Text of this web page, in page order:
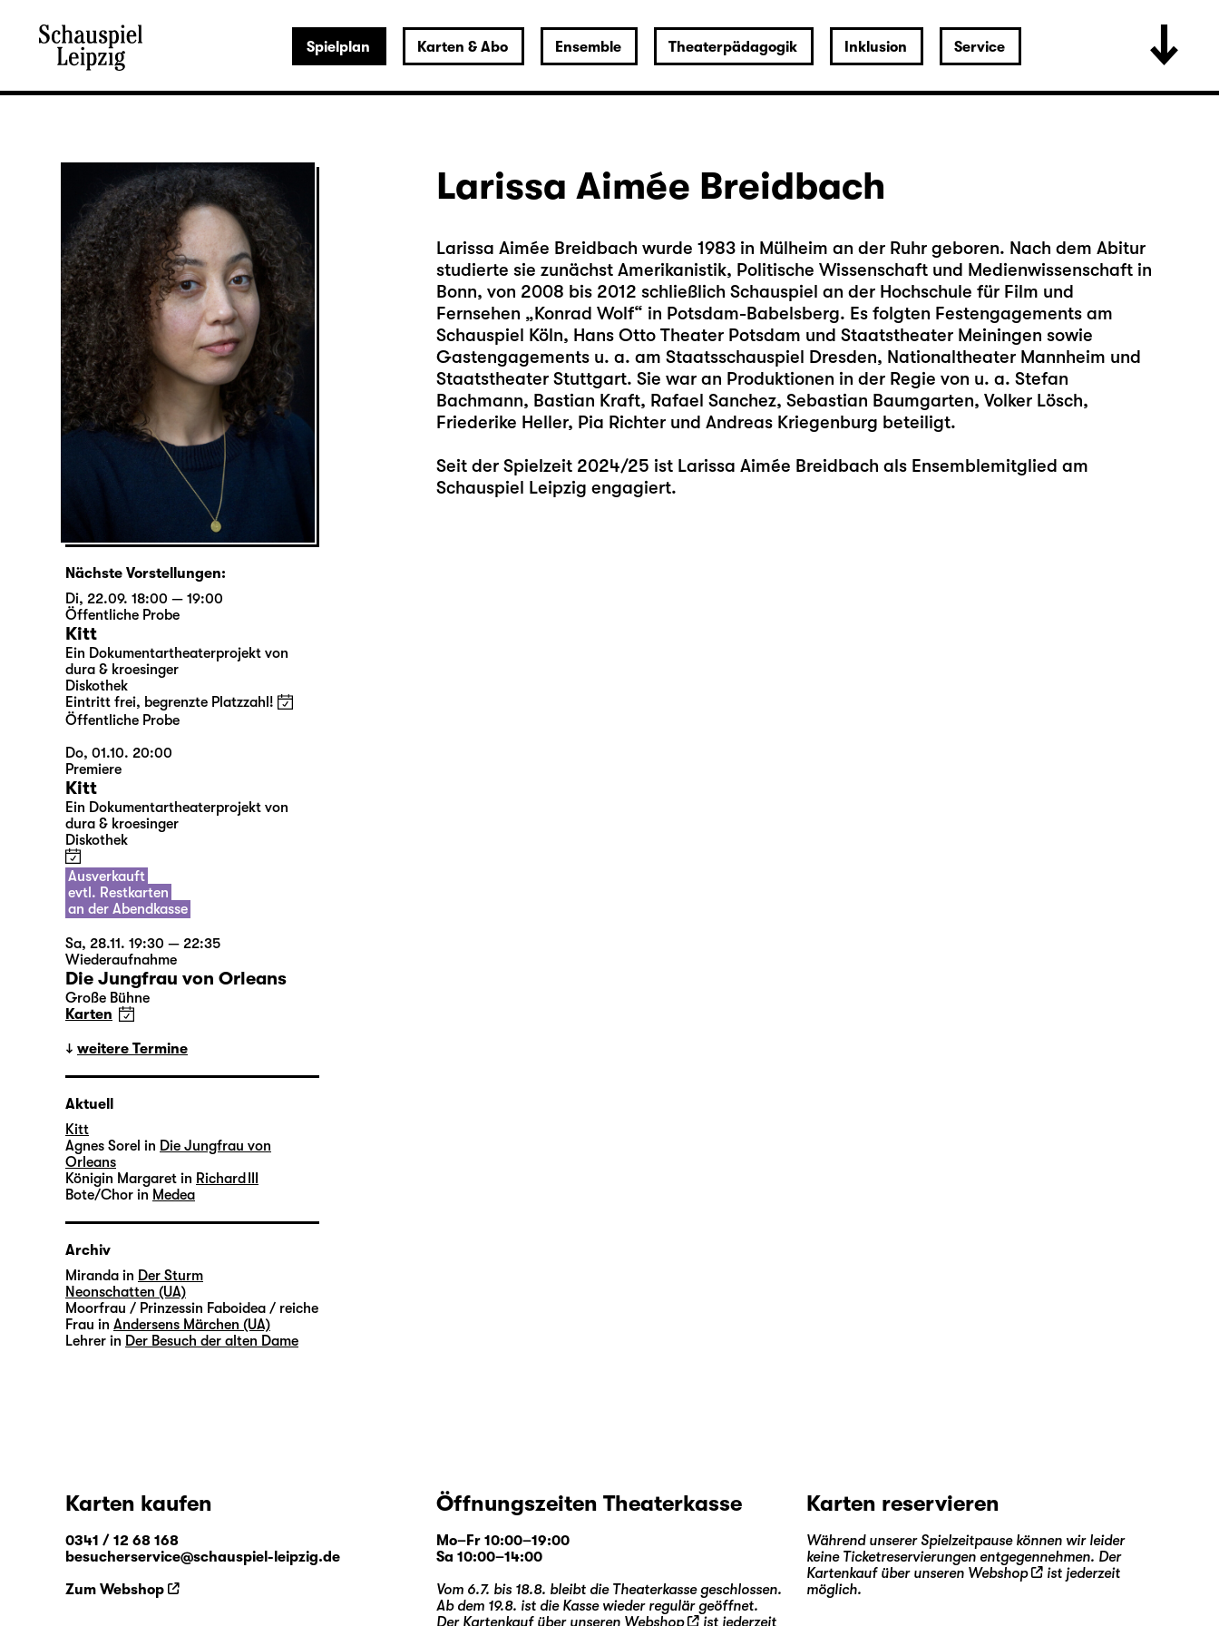
Spielplan Karten & Abo Ensemble Theaterpädagogik Inklusion Service
Larissa Aimée Breidbach
Larissa Aimée Breidbach wurde 1983 in Mülheim an der Ruhr geboren. Nach dem Abitur
studierte sie zunächst Amerikanistik, Politische Wissenschaft und Medienwissenschaft in
Bonn, von 2008 bis 2012 schließlich Schauspiel an der Hochschule für Film und
Fernsehen „Konrad Wolf“ in Potsdam-Babelsberg. Es folgten Festengagements am
Schauspiel Köln, Hans Otto Theater Potsdam und Staatstheater Meiningen sowie
Gastengagements u. a. am Staatsschauspiel Dresden, Nationaltheater Mannheim und
Staatstheater Stuttgart. Sie war an Produktionen in der Regie von u. a. Stefan
Bachmann, Bastian Kraft, Rafael Sanchez, Sebastian Baumgarten, Volker Lösch,
Friederike Heller, Pia Richter und Andreas Kriegenburg beteiligt.
Seit der Spielzeit 2024/25 ist Larissa Aimée Breidbach als Ensemblemitglied am
Schauspiel Leipzig engagiert.
Nächste Vorstellungen:
Di, 22.09. 18:00 — 19:00
Öffentliche Probe
Kitt
Ein Dokumentartheaterprojekt von
dura & kroesinger
Diskothek
Eintritt frei, begrenzte Platzzahl!
Öffentliche Probe
Do, 01.10. 20:00
Premiere
Kitt
Ein Dokumentartheaterprojekt von
dura & kroesinger
Diskothek
Ausverkauft
evtl. Restkarten
an der Abendkasse
Sa, 28.11. 19:30 — 22:35
Wiederaufnahme
Die Jungfrau von Orleans
Große Bühne
Karten
weitere Termine
Aktuell
Kitt
Agnes Sorel in Die Jungfrau von
Orleans
Königin Margaret in Richard III
Bote/Chor in Medea
Archiv
Miranda in Der Sturm
Neonschatten (UA)
Moorfrau / Prinzessin Faboidea / reiche
Frau in Andersens Märchen (UA)
Lehrer in Der Besuch der alten Dame
Karten kaufen
0341 / 12 68 168
besucherservice@schauspiel-leipzig.de
Zum Webshop
Öffnungszeiten Theaterkasse
Mo–Fr 10:00–19:00
Sa 10:00–14:00
Vom 6.7. bis 18.8. bleibt die Theaterkasse geschlossen.
Ab dem 19.8. ist die Kasse wieder regulär geöffnet.
Der Kartenkauf über unseren Webshop ist jederzeit
Karten reservieren
Während unserer Spielzeitpause können wir leider
keine Ticketreservierungen entgegennehmen. Der
Kartenkauf über unseren Webshop
ist jederzeit
möglich.